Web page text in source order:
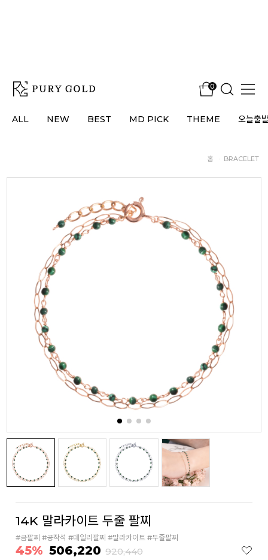
0
ALL NEW BEST MD PICK THEME 오늘출
홈 · BRACELET
14K 말라카이트 두줄 팔찌
#금팔찌 #공작석 #데일리팔찌 #말라카이트 #두줄팔찌
45% 506,220 920,440